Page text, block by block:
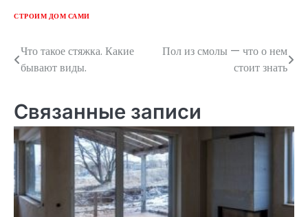
СТРОИМ ДОМ САМИ
Навигация
записям
Что такое стяжка. Какие
бывают виды.
Пол из смолы — что о нем
стоит знать
Связанные записи